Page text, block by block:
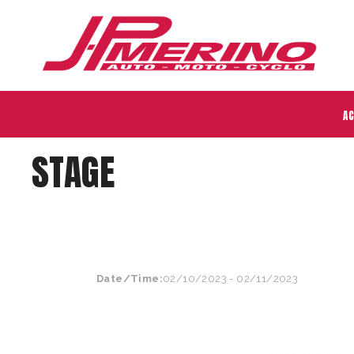
STAGE
Date/Time:02/10/2023 - 02/11/2023